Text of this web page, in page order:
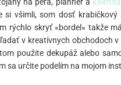
všimli, som dosť
rýchlo skryť «bordel» takže
v kreatívnych obchodoch
použite dekupáž alebo
sa určite podelím na mojom